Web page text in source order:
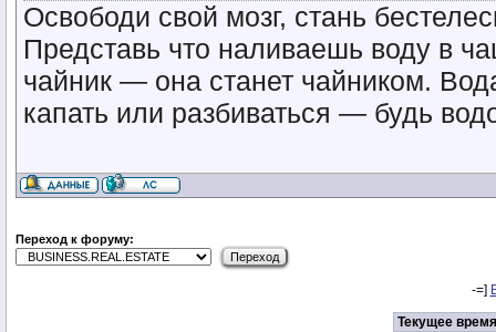
Освободи свой мозг, стань
Представь что наливаешь воду в
чайник — она станет чайником.
капать или разбиваться — будь
Переход к форуму:
-=]
Текущее